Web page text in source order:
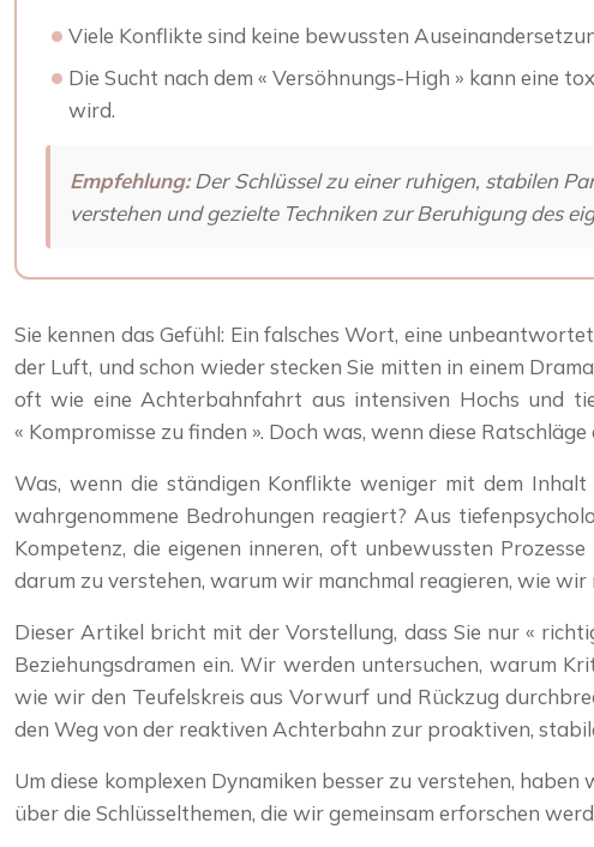
Viele Konflikte sind keine bewussten
Die Sucht nach dem « Versöhnungs-High » kann eine
wird.
Empfehlung:Der Schlüssel zu einer ruhigen, stabilen
verstehen und gezielte Techniken zur Beruhigung des
Sie kennen das Gefühl: Ein falsches Wort, eine
der Luft, und schon wieder stecken Sie mitten in einem
oft wie eine Achterbahnfahrt aus intensiven Hochs und
« Kompromisse zu finden ». Doch was, wenn diese
Was, wenn die ständigen Konflikte weniger mit dem
wahrgenommene Bedrohungen reagiert? Aus
Kompetenz, die eigenen inneren, oft unbewussten
darum zu verstehen, warum wir manchmal reagieren, wie
Dieser Artikel bricht mit der Vorstellung, dass Sie nur «
Beziehungsdramen ein. Wir werden untersuchen, warum
wie wir den Teufelskreis aus Vorwurf und Rückzug
den Weg von der reaktiven Achterbahn zur proaktiven,
Um diese komplexen Dynamiken besser zu verstehen,
über die Schlüsselthemen, die wir gemeinsam erforschen